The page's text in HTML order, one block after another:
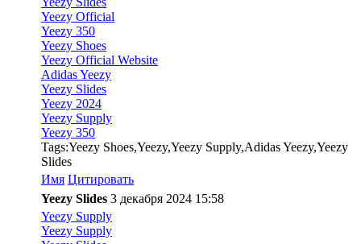
Yeezy Official
Yeezy 350
Yeezy Shoes
Yeezy Official Website
Adidas Yeezy
Yeezy Slides
Yeezy 2024
Yeezy Supply
Yeezy 350
Tags:Yeezy Shoes,Yeezy,Yeezy Supply,Adidas Yeezy,Yeezy
Slides
Имя Цитировать
Yeezy Slides 3 декабря 2024 15:58
Yeezy Supply
Yeezy Supply